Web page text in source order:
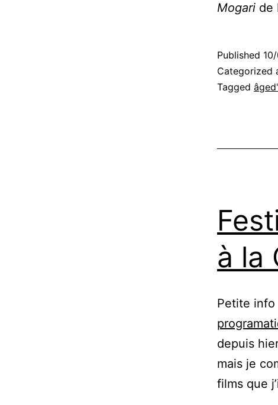
Mogari de
Published
Categorized
Tagged
à la
Petite info
depuis
mais je
films que